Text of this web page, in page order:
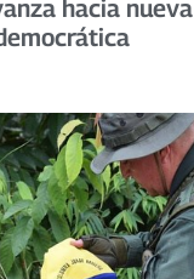
hacia nueva